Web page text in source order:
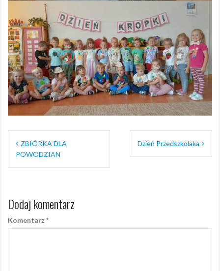
Nawigacja
wpisu
ZBIÓRKA DLA
POWODZIAN
Dzień Przedszkolaka
Dodaj komentarz
Komentarz *